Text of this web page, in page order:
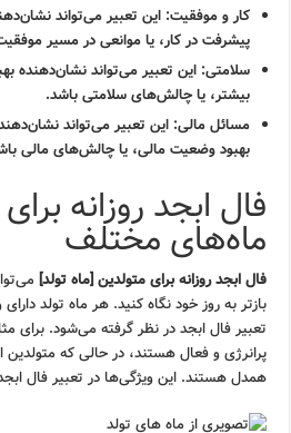
کار و موفقیت: این تعبیر می‌تواند
پیشرفت در کار، یا موانعی در مسیر
سلامتی: این تعبیر می‌تواند نشان‌دهنده
بیشتر، یا چالش‌های سلامتی باشد.
مسائل مالی: این تعبیر می‌تواند
بهبود وضعیت مالی، یا چالش‌های مالی
فال ابجد روزانه
ماه‌های مختلف
فال ابجد روزانه برای متولدین [ماه تولد]
بازتر به روز خود نگاه کنید. هر ماه تولد
تعبیر فال ابجد در نظر گرفته می‌شود. برای
پرانرژی و فعال هستند، در حالی که
همدل هستند. این ویژگی‌ها در تعبیر فال